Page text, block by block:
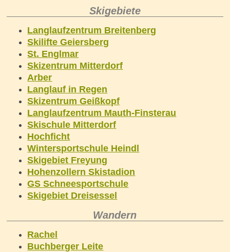
Skigebiete
Langlaufzentrum Breitenberg
Skilifte Geiersberg
St. Englmar
Skizentrum Mitterdorf
Arber
Langlauf in Regen
Skizentrum Geißkopf
Langlaufzentrum Mauth-Finsterau
Skischule Mitterdorf
Hochficht
Wintersportschule Heindl
Skigebiet Freyung
Hohenzollern Skistadion
GS Schneesportschule
Skigebiet Dreisessel
Wandern
Rachel
Buchberger Leite